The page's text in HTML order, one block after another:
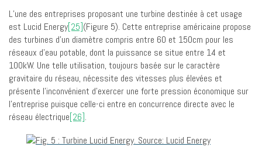
L’une des entreprises proposant une turbine destinée à cet usage
est Lucid Energy[25](Figure 5). Cette entreprise américaine propose
des turbines d’un diamètre compris entre 60 et 150cm pour les
réseaux d’eau potable, dont la puissance se situe entre 14 et
100kW. Une telle utilisation, toujours basée sur le caractère
gravitaire du réseau, nécessite des vitesses plus élevées et
présente l’inconvénient d’exercer une forte pression économique sur
l’entreprise puisque celle-ci entre en concurrence directe avec le
réseau électrique[26].